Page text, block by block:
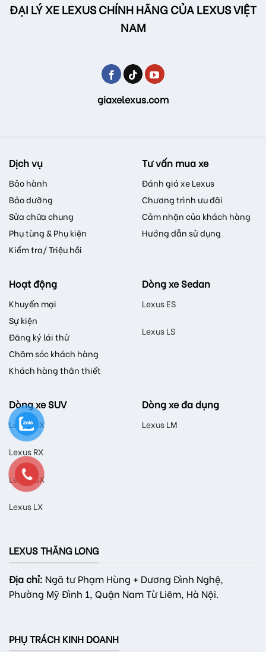
ĐẠI LÝ XE LEXUS CHÍNH HÃNG CỦA LEXUS VIỆT
NAM
giaxelexus.com
Dịch vụ
Bảo hành
Bảo dưỡng
Sửa chữa chung
Phụ tùng & Phụ kiện
Kiểm tra/ Triệu hồi
Tư vấn mua xe
Đánh giá xe Lexus
Chương trình ưu đãi
Cảm nhận của khách hàng
Hướng dẫn sử dụng
Hoạt động
Khuyến mại
Sự kiện
Đăng ký lái thử
Chăm sóc khách hàng
Khách hàng thân thiết
Dòng xe Sedan
Lexus ES
Lexus LS
Dòng xe SUV
Lexus NX
Lexus RX
Lexus GX
Lexus LX
Dòng xe đa dụng
Lexus LM
LEXUS THĂNG LONG
Địa chỉ: Ngã tư Phạm Hùng + Dương Đình Nghệ,
Phường Mỹ Đình 1, Quận Nam Từ Liêm, Hà Nội.
PHỤ TRÁCH KINH DOANH